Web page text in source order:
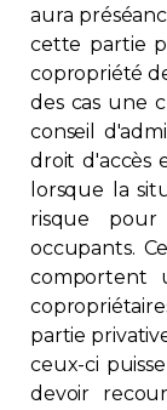
aura
cette partie
copropriété
des cas une
conseil
droit d'accès
lorsque la
risque
occupants.
comportent
partie
ceux-ci
devoir